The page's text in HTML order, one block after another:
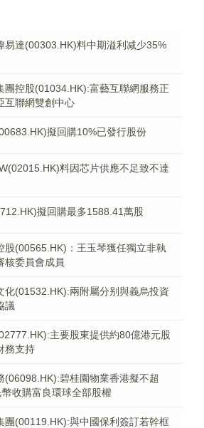
易達(00303.HK)料中期溢利减少35%
團控股(01034.HK):富藝互聯網服務正
互聯網雙創中心
擬回購10%已發行股份
料因芯片供應不足致不達
擬回購最多1588.41萬股
股(00565.HK)：王玉琴獲任獨立非執
核委員會成員
化(01532.HK):兩附屬分别與義烏投資
議
主要股東提供約80億港元股
務支持
(06098.HK):碧桂園物業香港擬不超
收購富良環球全部股權
團(00119.HK):與中國保利簽訂若幹框